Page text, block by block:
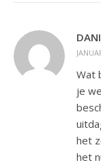
Wat
je
het
het